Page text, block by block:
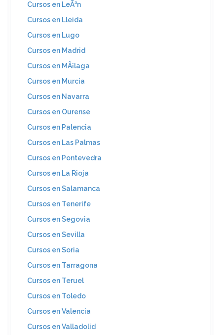
Cursos en LeÃ³n
Cursos en Lleida
Cursos en Lugo
Cursos en Madrid
Cursos en MÃ¡laga
Cursos en Murcia
Cursos en Navarra
Cursos en Ourense
Cursos en Palencia
Cursos en Las Palmas
Cursos en Pontevedra
Cursos en La Rioja
Cursos en Salamanca
Cursos en Tenerife
Cursos en Segovia
Cursos en Sevilla
Cursos en Soria
Cursos en Tarragona
Cursos en Teruel
Cursos en Toledo
Cursos en Valencia
Cursos en Valladolid